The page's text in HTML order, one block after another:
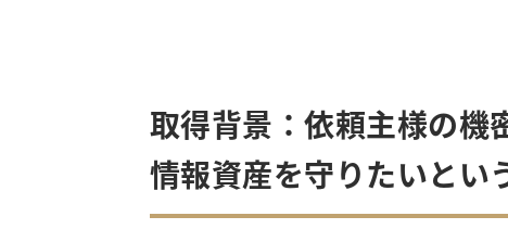
取得背景：依頼主様の機
情報資産を守りたいとい